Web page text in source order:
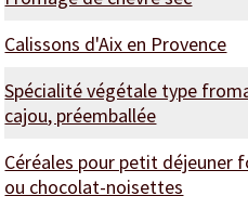
Calissons d'Aix en Provence
Spécialité végétale type
cajou, préemballée
Céréales pour petit déjeuner
ou chocolat-noisettes